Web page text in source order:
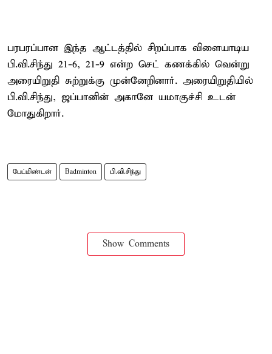
பரபரப்பான இந்த ஆட்டத்தில் சிறப்பாக விளையாடிய
பி.வி.சிந்து 21-6, 21-9 என்ற செட் கணக்கில் வென்று
அரையிறுதி சுற்றுக்கு முன்னேறினார். அரையிறுதியில்
பி.வி.சிந்து, ஜப்பானின் அகானே யமாகுச்சி உடன்
மோதுகிறார்.
பேட்மிண்டன் Badminton பி.வி.சிந்து
Show Comments